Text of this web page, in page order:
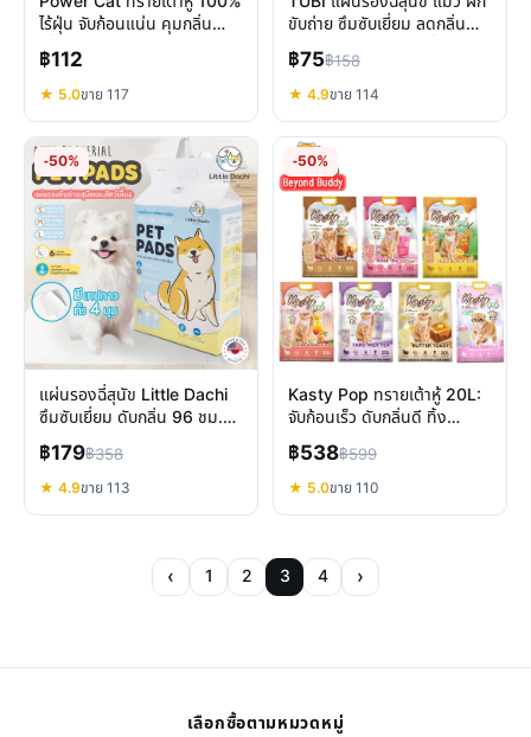
ไร้ฝุ่น จับก้อนแน่น คุมกลิ่น
เยี่ยม รีวิวครบจบ
฿112
★ 5.0ขาย 117
ขับถ่าย ซึมซับเยี่ยม ลดกลิ่น
แบคทีเรีย หมดกังวลเรื่องความ
สะอาด
฿75฿158
★ 4.9ขาย 114
-50%
แผ่นรองฉี่สุนัข Little Dachi
ซึมซับเยี่ยม ดับกลิ่น 96 ชม.
พร้อมสติกเกอร์ติดพื้น
฿179฿358
★ 4.9ขาย 113
-50%
Kasty Pop ทรายเต้าหู้ 20L:
จับก้อนเร็ว ดับกลิ่นดี ทิ้ง
ชักโครกได้ไหม
฿538฿599
★ 5.0ขาย 110
‹ 1 2 3 4 ›
เลือกซื้อตามหมวดหมู่